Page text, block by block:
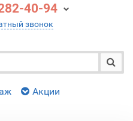
40-94
звонок
Акции